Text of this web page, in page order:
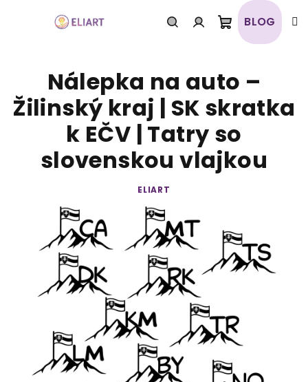
PrihlásenieNákupný
košík
BLOG
Nálepka na auto –
Žilinský kraj | SK skratka
k EČV | Tatry so
slovenskou vlajkou
ELIART